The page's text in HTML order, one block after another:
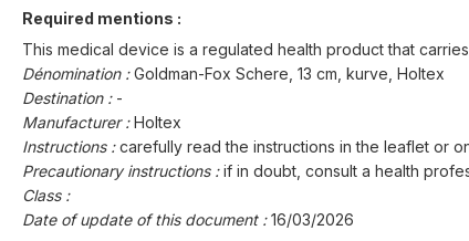
Required mentions :
This medical device is a regulated health product that
Dénomination :Goldman-Fox Schere, 13 cm, kurve, Holtex
Destination : -
Manufacturer :Holtex
Instructions :carefully read the instructions in the leaflet or
Precautionary instructions :if in doubt, consult a health
Class :
Date of update of this document :16/03/2026